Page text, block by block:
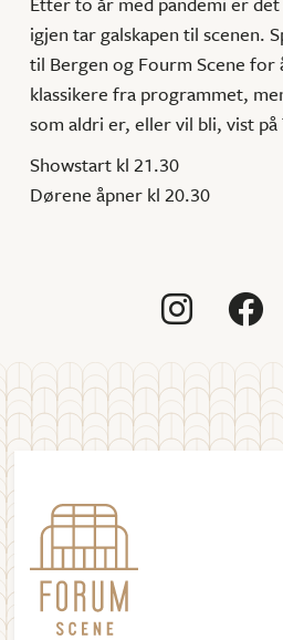
igjen tar galskapen til scenen.
til Bergen og Fourm Scene for
klassikere fra programmet,
som aldri er, eller vil bli, vist på
Showstart kl 21.30
Dørene åpner kl 20.30
 